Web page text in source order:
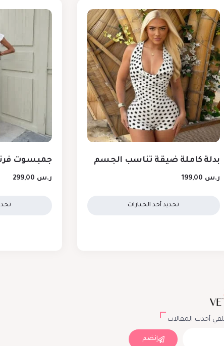
بدلة كاملة ضيقة تناسب الجسم
ر.س
تحديد أحد الخيارات
جمبسوت
ر.س
أحدث المقالات
إنضم